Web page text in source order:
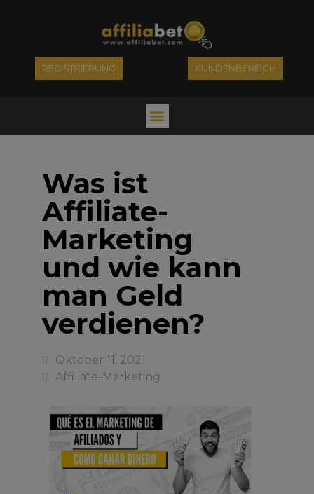
REGISTRIERUNG KUNDENBEREICH
Was ist
Affiliate-
Marketing
und wie kann
man Geld
verdienen?
Oktober 11, 2021
Affiliate-Marketing